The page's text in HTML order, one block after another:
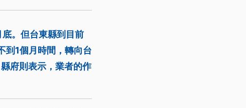
。但台東縣到目前
到1個月時間，轉向台
府則表示，業者的作